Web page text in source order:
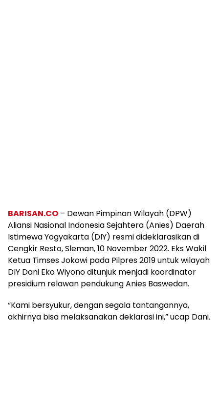
BARISAN.CO – Dewan Pimpinan Wilayah (DPW)
Aliansi Nasional Indonesia Sejahtera (Anies) Daerah
Istimewa Yogyakarta (DIY) resmi dideklarasikan di
Cengkir Resto, Sleman, 10 November 2022. Eks Wakil
Ketua Timses Jokowi pada Pilpres 2019 untuk wilayah
DIY Dani Eko Wiyono ditunjuk menjadi koordinator
presidium relawan pendukung Anies Baswedan.
“Kami bersyukur, dengan segala tantangannya,
akhirnya bisa melaksanakan deklarasi ini,” ucap Dani.